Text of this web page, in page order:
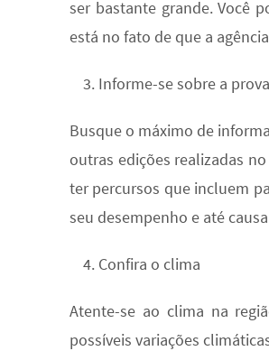
ser bastante grande. Você
está no fato de que a
Informe-se sobre a prova
Busque o máximo de
outras edições realizadas
ter percursos que incluem
seu desempenho e até
Confira o clima
Atente-se ao clima na
possíveis variações